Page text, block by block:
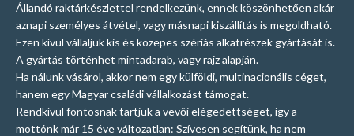
Állandó raktárkészlettel rendelkezünk, ennek köszönhetően akár
aznapi személyes átvétel, vagy másnapi kiszállítás is megoldható.
Ezen kívül vállaljuk kis és közepes szériás alkatrészek gyártását is.
A gyártás történhet mintadarab, vagy rajz alapján.
Ha nálunk vásárol, akkor nem egy külföldi, multinacionális céget,
hanem egy Magyar családi vállalkozást támogat.
Rendkívül fontosnak tartjuk a vevői elégedettséget, így a
mottónk már 15 éve változatlan: Szívesen segítünk, ha nem